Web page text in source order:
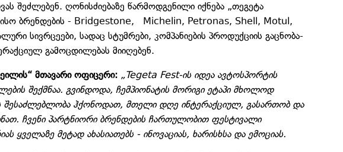
შეძლებენ. ღონისძიებაზე წარმოდგენილი იქნება „თეგეტა
ბრენდების - Bridgestone, Michelin, Petronas, Shell, Motul,
სივრცეები, სადაც სტუმრები, კომპანიების პროდუქციის გაცნობა-
გამოცდილებას მიიღებენ.
მთავარი ოფიცერი: „Tegeta Fest-ის იდეა ავტოსპორტის
შექმნაა. გვინდოდა, ჩემპიონატის მორიგი ეტაპი მხოლოდ
ჰქონოდათ, მთელი დღე ინტერაქციულ, გასართობ და
ჩვენი პარტნიორი ბრენდების ჩართულობით ფესტივალი
ყველაზე მეტად ახასიათებს - ინოვაციას, ხარისხსა და ემოციას.